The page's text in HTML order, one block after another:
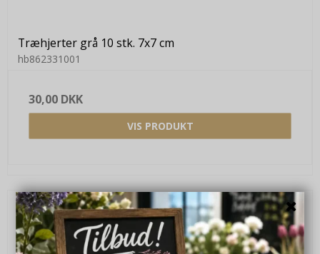
Træhjerter grå 10 stk. 7x7 cm
hb862331001
30,00 DKK
VIS PRODUKT